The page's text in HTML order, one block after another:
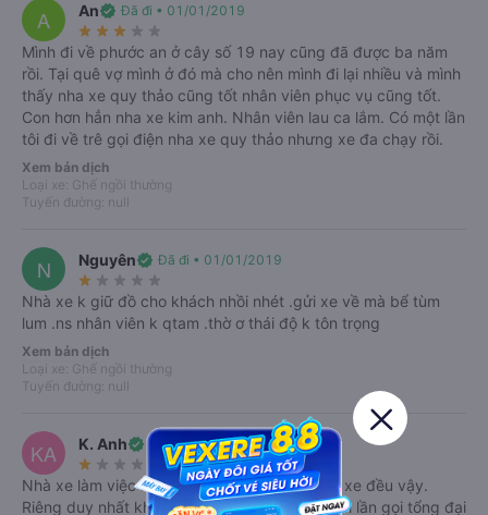
Đánh giá xe Quý Thảo khá tốt dựa trên trải nghiệm khách hàng, luôn cam
kết khởi hành đúng giờ.
Với các điểm đón cố định hẹn trước, bạn nên giữ điện thoại bên mình để
tài xế liên hệ, giờ đón chỉ là giờ dự kiến, chắc chắn sẽ có sự chênh lệch.
Nên để tránh xảy ra tình huống không mong muốn, bạn nên chuẩn bị sớm
hơn giờ hẹn.
Nhân viên phục vụ nhiệt tình, chu đáo, tư vấn chuyên nghiệp giải đáp các
thắc mắc của khách hàng.
Bên cạnh đó, về cơ sở vật chất, xe giường nằm đời mới cung cấp nội thất
tiện nghi, sang trọng, có wifi, khăn lạnh, nước uống, máy lạnh, đèn
Led,v.v...
Đội ngũ tài xế tận tâm, lái xe an toàn, không nhồi nhét khách, không bắt
khách dọc đường, chỉ hỗ trợ đón tại các điểm cố định với khách đã liên hệ
đặt vé trước. Với các chuyến xe đi đêm, tài xế vẫn chạy tốc độ vừa phải,
khách hàng có thể ngủ hoặc nghỉ ngơi dưỡng sức trên suốt chặng đường
Xe Quý Thảo còn hỗ trợ gửi hàng tại các đầu văn phòng. Chi tiết về chi phí
và cách thức gửi hàng, bạn cần liên hệ trước tại các đầu văn phòng, phí
gửi hàng sẽ tùy thuộc theo loại hàng và kích thước, khối lượng.
A Anverified Đã đi • 01/01/2019
star_rate star_rate star_rate star_rate star_rate
Mình đi về phước an ở cây số 19 nay cũng đã được ba năm
rồi. Tại quê vợ mình ở đó mà cho nên mình đi lại nhiều và mình
thấy nha xe quy thảo cũng tốt nhân viên phục vụ cũng tốt.
Con hơn hẳn nha xe kim anh. Nhân viên lau ca lắm. Có một lần
tôi đi về trê gọi điện nha xe quy thảo nhưng xe đa chạy rồi.
Xem bản dịch
Loại xe: Ghế ngồi thường
Tuyến đường: null
N Nguyênverified Đã đi • 01/01/2019
star_rate star_rate star_rate star_rate star_rate
Nhà xe k giữ đồ cho khách nhồi nhét .gửi xe về mà bể tùm
lum .ns nhân viên k qtam .thờ ơ thái độ k tôn trọng
Xem bản dịch
Loại xe: Ghế ngồi thường
Tuyến đường: null
KA K. Anhverified Đã đi • 01/01/2019
star_rate star_rate star_rate star_rate
Nhà xe làm việc rất tốt. Đến cả tài xế và phụ xe đều vậy.
Riêng duy nhất khi đặt xe là mệt mỏi nhất. Mỗi lần gọi tổng đại